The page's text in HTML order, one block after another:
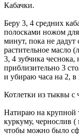
Кабачки.
Беру 3, 4 средних
полосками ножом
минут, пока не
растительное масло
3, 4 зубчика
приблизительно 3
и убираю часа на 2, в
Котлетки из тыквы с
Натираю на крупной
куркуму, чернослив (
чтобы можно было